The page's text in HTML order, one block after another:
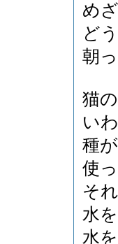
め
ど
朝
猫
い
種
使
そ
水
水